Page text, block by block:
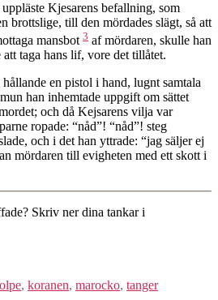
Kjesarens befallning, som
brottslige, till den mördades slägt, så att
mansbot 3 af mördaren, skulle han
taga hans lif, vore det tillåtet.
en pistol i hand, lugnt samtala
han inhemtade uppgift om sättet
och då Kejsarens vilja var
ropade: “nåd”! “nåd”! steg
och i det han yttrade: “jag säljer ej
mördaren till evigheten med ett skott i
Skriv ner dina tankar i
, koranen, marocko, tanger